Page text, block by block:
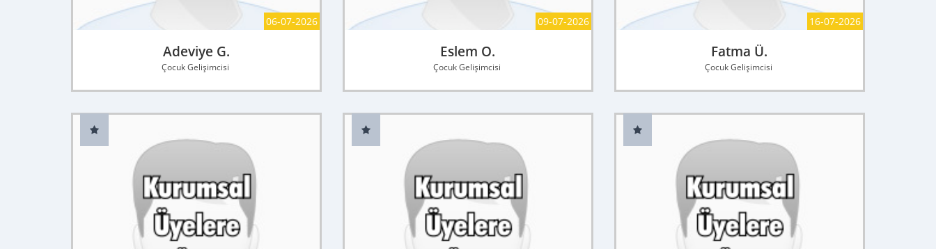
06-07-2026
Adeviye G.
Çocuk Gelişimcisi
09-07-2026
Eslem O.
Çocuk Gelişimcisi
16-07-2026
Fatma Ü.
Çocuk Gelişimcisi